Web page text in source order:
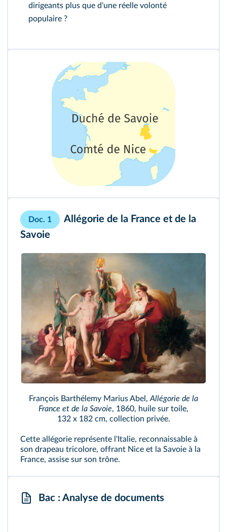
dirigeants plus que d'une réelle volonté
populaire ?
Doc. 1
Allégorie de la France et de la
Savoie
François Barthélemy Marius Abel, Allégorie de la
France et de la Savoie, 1860, huile sur toile,
132 x 182 cm, collection privée.
Cette allégorie représente l'Italie, reconnaissable à
son drapeau tricolore, offrant Nice et la Savoie à la
France, assise sur son trône.
Bac : Analyse de documents